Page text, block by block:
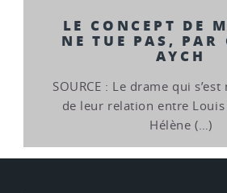
LE CONCEPT DE
NE TUE PAS, PAR
AYCH
SOURCE : Le drame qui
de leur relation entre
Hélène (…)